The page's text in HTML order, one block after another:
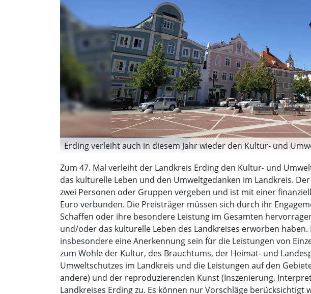
Erding verleiht auch in diesem Jahr wieder den Kultur- und
Zum 47. Mal verleiht der Landkreis Erding den Kultur- und
das kulturelle Leben und den Umweltgedanken im Landkreis.
zwei Personen oder Gruppen vergeben und ist mit einer
Euro verbunden. Die Preisträger müssen sich durch ihr
Schaffen oder ihre besondere Leistung im Gesamten
und/oder das kulturelle Leben des Landkreises erworben
insbesondere eine Anerkennung sein für die Leistungen von
zum Wohle der Kultur, des Brauchtums, der Heimat- und
Umweltschutzes im Landkreis und die Leistungen auf den
andere) und der reproduzierenden Kunst (Inszenierung,
Landkreises Erding zu. Es können nur Vorschläge